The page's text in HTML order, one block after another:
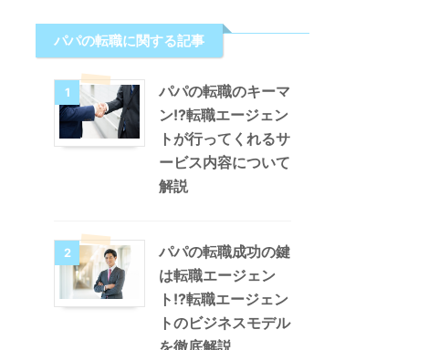
パパの転職に関する記事
1
パパの転職のキーマ
ン!?転職エージェン
トが行ってくれるサ
ービス内容について
解説
2
パパの転職成功の鍵
は転職エージェン
ト!?転職エージェン
トのビジネスモデル
を徹底解説